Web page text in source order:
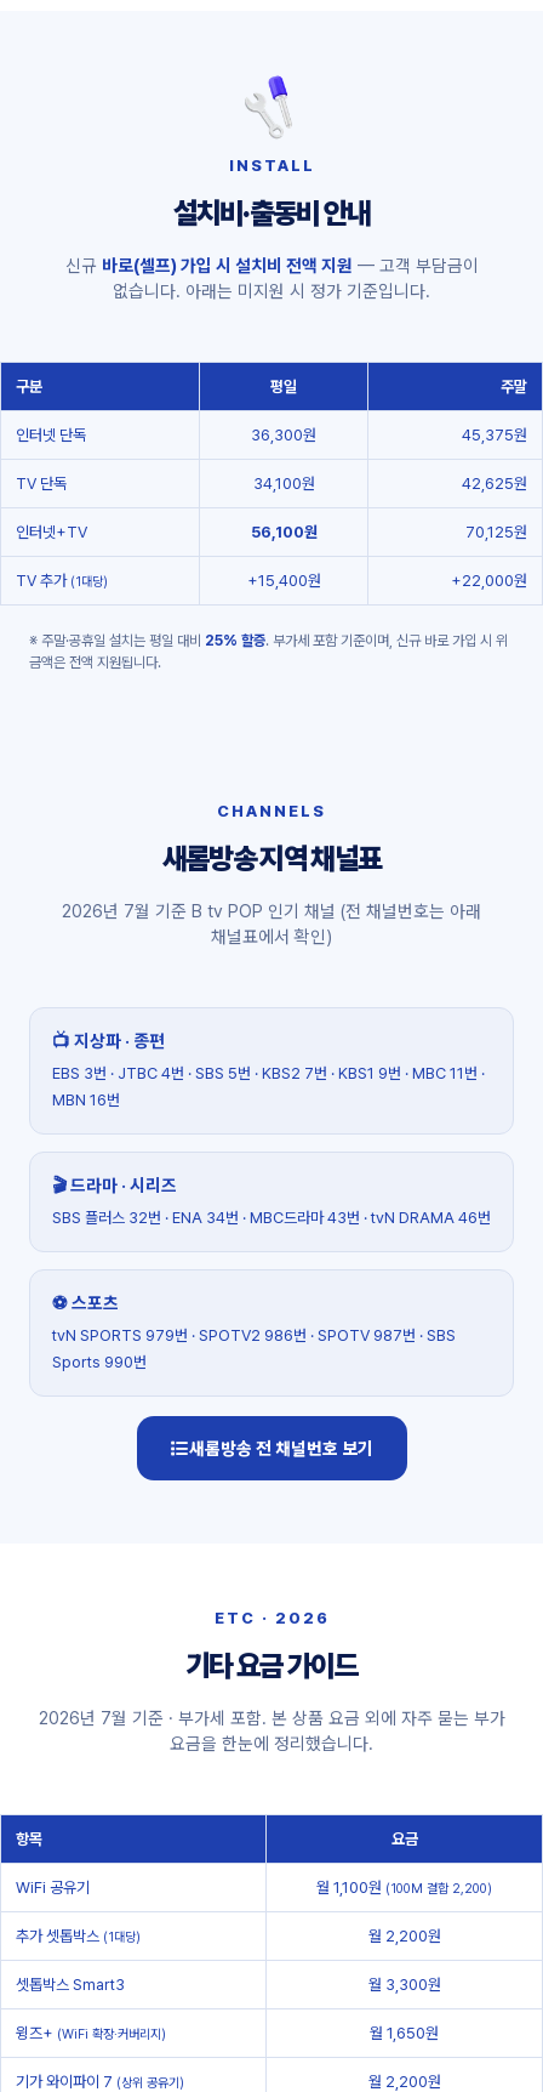
INSTALL
설치비·출동비 안내
신규 바로(셀프) 가입 시 설치비 전액 지원 — 고객 부담금이
없습니다. 아래는 미지원 시 정가 기준입니다.
구분 평일 주말
인터넷 단독 36,300원 45,375원
TV 단독 34,100원 42,625원
인터넷+TV 56,100원 70,125원
TV 추가 (1대당) +15,400원 +22,000원
※ 주말·공휴일 설치는 평일 대비 25% 할증. 부가세 포함 기준이며, 신규 바로 가입 시 위
금액은 전액 지원됩니다.
CHANNELS
새롬방송 지역 채널표
2026년 7월 기준 B tv POP 인기 채널 (전 채널번호는 아래
채널표에서 확인)
📺 지상파 · 종편
EBS 3번 · JTBC 4번 · SBS 5번 · KBS2 7번 · KBS1 9번 · MBC 11번 ·
MBN 16번
🎬 드라마 · 시리즈
SBS 플러스 32번 · ENA 34번 · MBC드라마 43번 · tvN DRAMA 46번
⚽ 스포츠
tvN SPORTS 979번 · SPOTV2 986번 · SPOTV 987번 · SBS
Sports 990번
새롬방송 전 채널번호 보기
ETC · 2026
기타 요금 가이드
2026년 7월 기준 · 부가세 포함. 본 상품 요금 외에 자주 묻는 부가
요금을 한눈에 정리했습니다.
항목 요금
WiFi 공유기 월 1,100원 (100M 결합 2,200)
추가 셋톱박스 (1대당) 월 2,200원
셋톱박스 Smart3 월 3,300원
윙즈+ (WiFi 확장·커버리지) 월 1,650원
기가 와이파이 7 (상위 공유기) 월 2,200원